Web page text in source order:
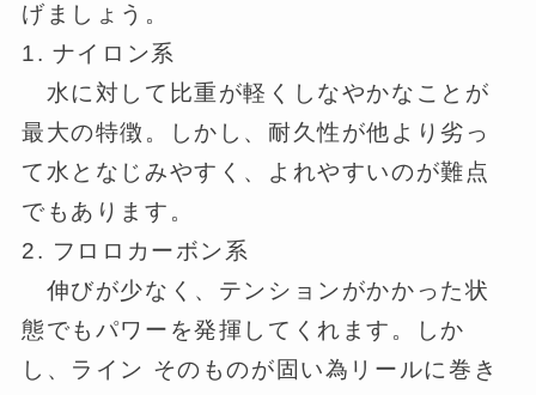
げましょう。
1. ナイロン系
水に対して比重が軽くしなやかなことが
最大の特徴。しかし、耐久性が他より劣っ
て水となじみやすく、よれやすいのが難点
でもあります。
2. フロロカーボン系
伸びが少なく、テンションがかかった状
態でもパワーを発揮してくれます。しか
し、ライン そのものが固い為リールに巻き